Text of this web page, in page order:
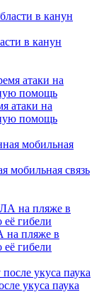
в канун
атаки на
помощь
мобильная связь
на пляже в
её гибели
укуса паука